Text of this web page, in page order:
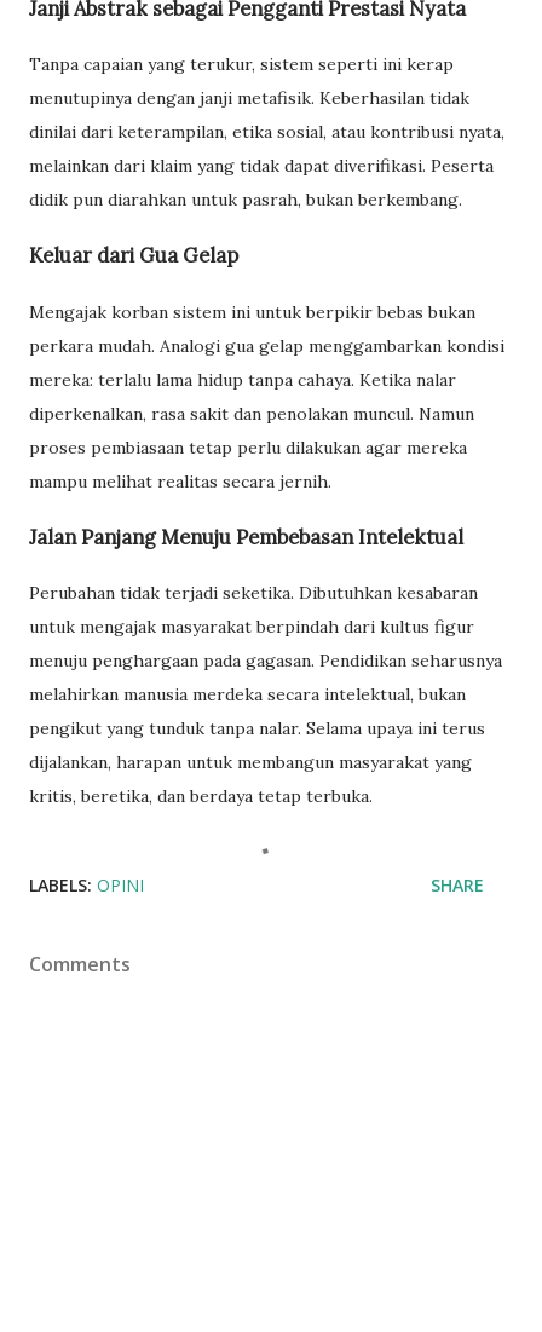
Janji Abstrak sebagai Pengganti Prestasi Nyata
Tanpa capaian yang terukur, sistem seperti ini kerap
menutupinya dengan janji metafisik. Keberhasilan tidak
dinilai dari keterampilan, etika sosial, atau kontribusi nyata,
melainkan dari klaim yang tidak dapat diverifikasi. Peserta
didik pun diarahkan untuk pasrah, bukan berkembang.
Keluar dari Gua Gelap
Mengajak korban sistem ini untuk berpikir bebas bukan
perkara mudah. Analogi gua gelap menggambarkan kondisi
mereka: terlalu lama hidup tanpa cahaya. Ketika nalar
diperkenalkan, rasa sakit dan penolakan muncul. Namun
proses pembiasaan tetap perlu dilakukan agar mereka
mampu melihat realitas secara jernih.
Jalan Panjang Menuju Pembebasan Intelektual
Perubahan tidak terjadi seketika. Dibutuhkan kesabaran
untuk mengajak masyarakat berpindah dari kultus figur
menuju penghargaan pada gagasan. Pendidikan seharusnya
melahirkan manusia merdeka secara intelektual, bukan
pengikut yang tunduk tanpa nalar. Selama upaya ini terus
dijalankan, harapan untuk membangun masyarakat yang
kritis, beretika, dan berdaya tetap terbuka.
LABELS: OPINI SHARE
Comments